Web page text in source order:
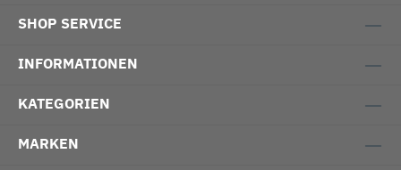
SHOP SERVICE
INFORMATIONEN
KATEGORIEN
MARKEN